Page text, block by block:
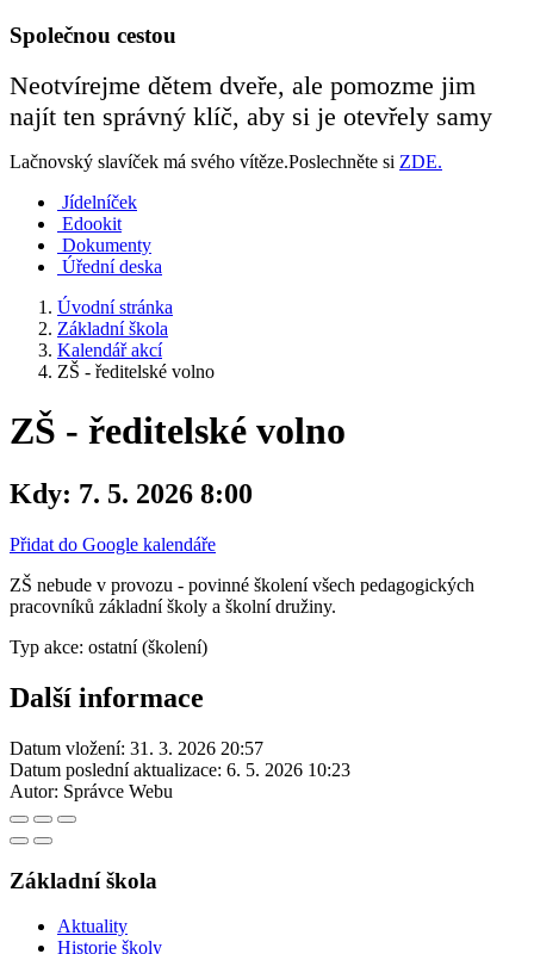
Společnou cestou
Neotvírejme dětem dveře, ale pomozme jim
najít ten správný klíč, aby si je otevřely samy
Lačnovský slavíček má svého vítěze.Poslechněte si ZDE.
Jídelníček
Edookit
Dokumenty
Úřední deska
Úvodní stránka
Základní škola
Kalendář akcí
ZŠ - ředitelské volno
ZŠ - ředitelské volno
Kdy: 7. 5. 2026 8:00
Přidat do Google kalendáře
ZŠ nebude v provozu - povinné školení všech pedagogických
pracovníků základní školy a školní družiny.
Typ akce: ostatní (školení)
Další informace
Datum vložení: 31. 3. 2026 20:57
Datum poslední aktualizace: 6. 5. 2026 10:23
Autor: Správce Webu
Základní škola
Aktuality
Historie školy